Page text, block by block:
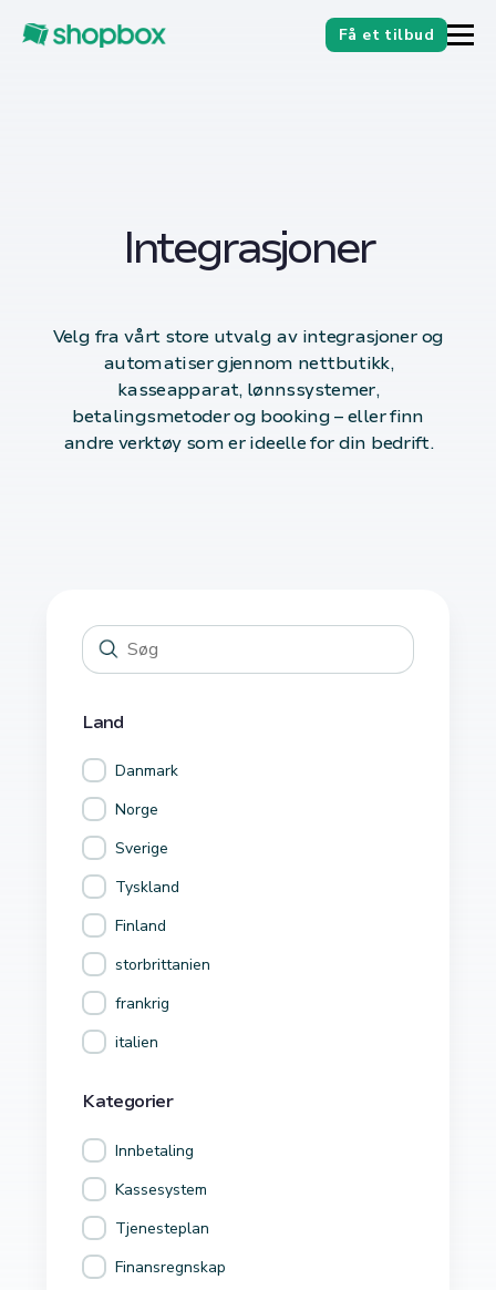
Få et tilbud
Integrasjoner
Velg fra vårt store utvalg av integrasjoner og
automatiser gjennom nettbutikk,
kasseapparat, lønnssystemer,
betalingsmetoder og booking – eller finn
andre verktøy som er ideelle for din bedrift.
Land
Danmark
Norge
Sverige
Tyskland
Finland
storbrittanien
frankrig
italien
Kategorier
Innbetaling
Kassesystem
Tjenesteplan
Finansregnskap